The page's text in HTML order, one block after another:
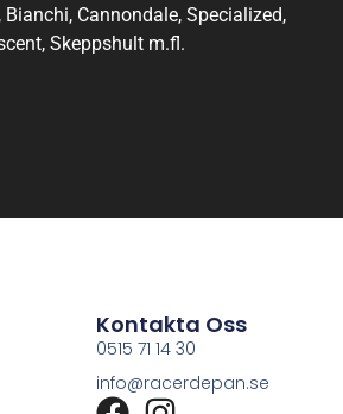
Cannondale, Specialized,
Skeppshult m.fl.
Kontakta Oss
0515 71 14 30
info@racerdepan.se